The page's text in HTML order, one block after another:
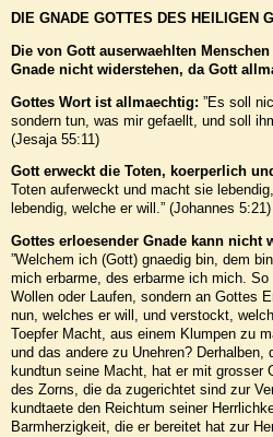
DIE GNADE GOTTES DES HEILIGEN
Die von Gott auserwaehlten
Gnade nicht widerstehen, da Gott
Gottes Wort ist allmaechtig: ”Es soll
sondern tun, was mir gefaellt, und soll
(Jesaja 55:11)
Gott erweckt die Toten, koerperlich
Toten auferweckt und macht sie
lebendig, welche er will.” (Johannes 5:21)
Gottes erloesender Gnade kann nicht
”Welchem ich (Gott) gnaedig bin, dem
mich erbarme, des erbarme ich mich.
Wollen oder Laufen, sondern an Gottes
nun, welches er will, und verstockt,
Toepfer Macht, aus einem Klumpen zu
und das andere zu Unehren? Derhalben,
kundtun seine Macht, hat er mit grosser
des Zorns, die da zugerichtet sind zur
kundtaete den Reichtum seiner
Barmherzigkeit, die er bereitet hat zur